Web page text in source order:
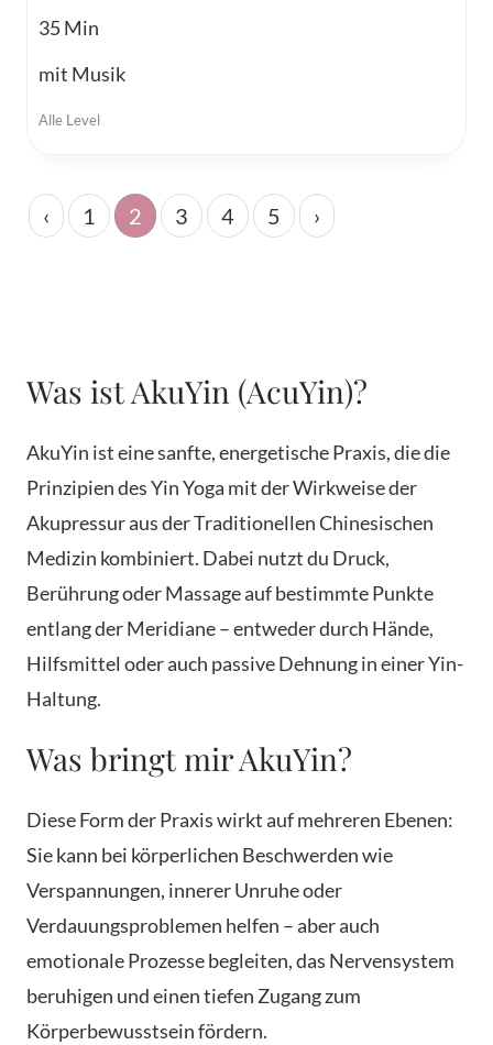
35
mit Musik
Alle Level
‹ 1 2 3 4 5 ›
Was ist AkuYin (AcuYin)?
AkuYin ist eine sanfte, energetische Praxis, die die
Prinzipien des Yin Yoga mit der Wirkweise der
Akupressur aus der Traditionellen Chinesischen
Medizin kombiniert. Dabei nutzt du Druck,
Berührung oder Massage auf bestimmte Punkte
entlang der Meridiane – entweder durch Hände,
Hilfsmittel oder auch passive Dehnung in einer Yin-
Haltung.
Was bringt mir AkuYin?
Diese Form der Praxis wirkt auf mehreren Ebenen:
Sie kann bei körperlichen Beschwerden wie
Verspannungen, innerer Unruhe oder
Verdauungsproblemen helfen – aber auch
emotionale Prozesse begleiten, das Nervensystem
beruhigen und einen tiefen Zugang zum
Körperbewusstsein fördern.